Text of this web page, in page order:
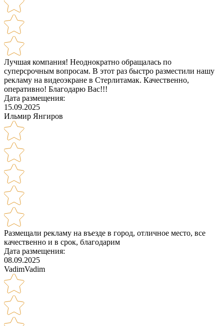
Лучшая компания! Неоднократно обращалась по
суперсрочным вопросам. В этот раз быстро разместили нашу
рекламу на видеоэкране в Стерлитамак. Качественно,
оперативно! Благодарю Вас!!!
Дата размещения:
15.09.2025
Ильмир Янгиров
Размещали рекламу на въезде в город, отличное место, все
качественно и в срок, благодарим
Дата размещения:
08.09.2025
VadimVadim